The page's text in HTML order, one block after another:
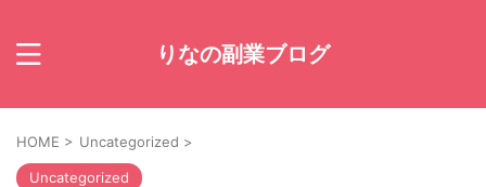
りなの副業ブログ
HOME > Uncategorized >
Uncategorized